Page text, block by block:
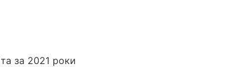
за 2021 роки